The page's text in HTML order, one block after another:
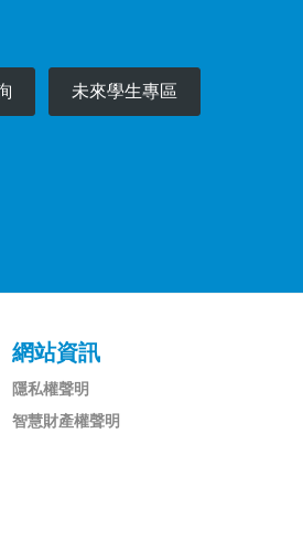
未來學生專區
網站資訊
隱私權聲明
智慧財產權聲明